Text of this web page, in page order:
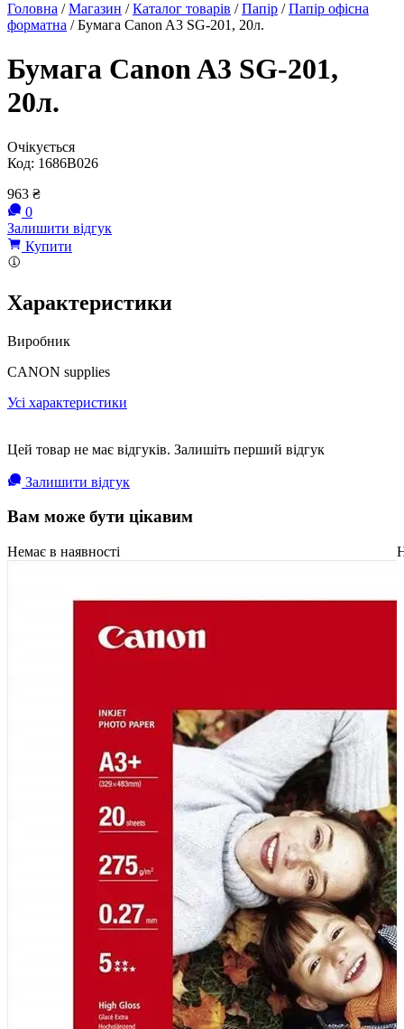
Головна /Магазин /Каталог товарів /Папір /Папір офісна
форматна / Бумага Canon A3 SG-201, 20л.
Бумага Canon A3 SG-201,
20л.
Очікується
Код: 1686B026
963 ₴
0
Залишити відгук
Купити
Характеристики
Виробник
CANON supplies
Усі характеристики
Цей товар не має відгуків. Залишіть перший відгук
Залишити відгук
Вам може бути цікавим
Немає в наявності